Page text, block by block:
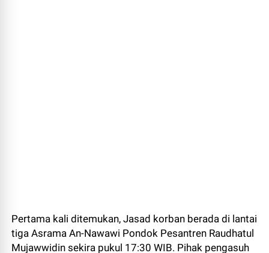
Pertama kali ditemukan, Jasad korban berada di lantai
tiga Asrama An-Nawawi Pondok Pesantren Raudhatul
Mujawwidin sekira pukul 17:30 WIB. Pihak pengasuh